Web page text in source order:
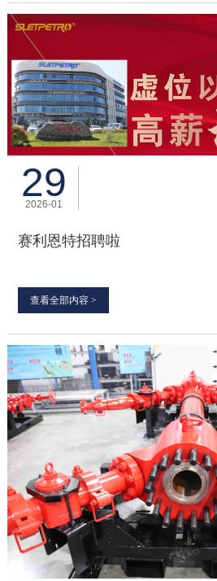
29
2026-01
赛利恩特招聘啦
查看全部内容 >